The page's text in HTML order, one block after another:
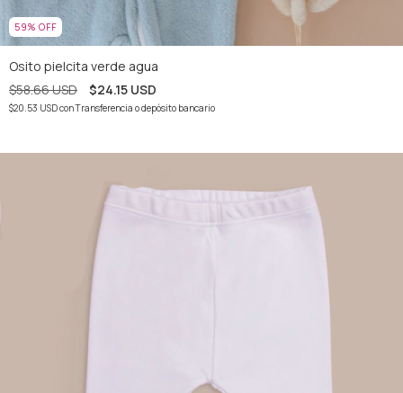
59% OFF
Osito pielcita verde agua
$58.66 USD
$24.15 USD
$20.53 USDconTransferencia o depósito bancario